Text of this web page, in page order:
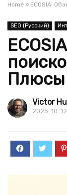
Home » ECOSIA:
SEO (Русский)
Victor
2025-10-12